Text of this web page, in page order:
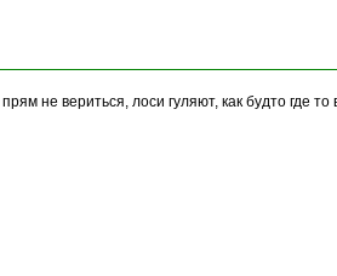
не вериться, лоси гуляют, как будто где